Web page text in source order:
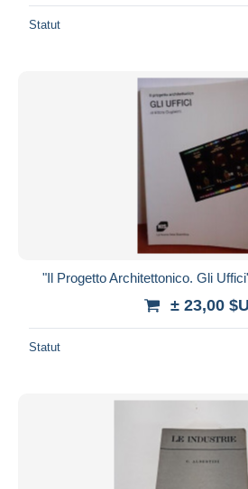
Statut
"Il Progetto Architettonico. Gli
± 23,00
Statut